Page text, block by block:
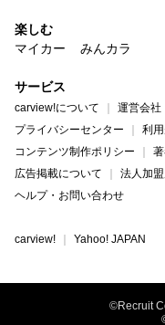
楽しむ
マイカー
みんカラ
サービス
carview!について 運営会社
プライバシーセンター
利
コンテンツ制作ポリシー
広告掲載について
法人加
ヘルプ・お問い合わせ
carview! Yahoo! JAPAN
©Recruit